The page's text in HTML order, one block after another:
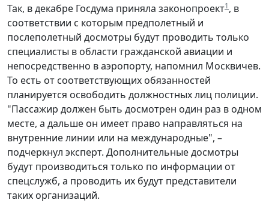
Так, в декабре Госдума приняла законопроект1, в
соответствии с которым предполетный и
послеполетный досмотры будут проводить только
специалисты в области гражданской авиации и
непосредственно в аэропорту, напомнил Москвичев.
То есть от соответствующих обязанностей
планируется освободить должностных лиц полиции.
"Пассажир должен быть досмотрен один раз в одном
месте, а дальше он имеет право направляться на
внутренние линии или на международные", –
подчеркнул эксперт. Дополнительные досмотры
будут производиться только по информации от
спецслужб, а проводить их будут представители
таких организаций.